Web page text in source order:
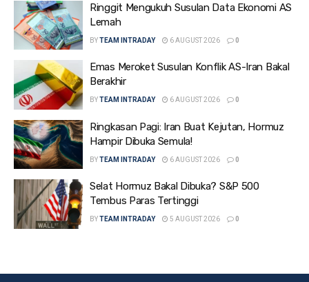
Ringgit Mengukuh Susulan Data Ekonomi AS
Lemah
BYTEAM INTRADAY 6 AUGUST 2026 0
Emas Meroket Susulan Konflik AS-Iran Bakal
Berakhir
BYTEAM INTRADAY 6 AUGUST 2026 0
Ringkasan Pagi: Iran Buat Kejutan, Hormuz
Hampir Dibuka Semula!
BYTEAM INTRADAY 6 AUGUST 2026 0
Selat Hormuz Bakal Dibuka? S&P 500
Tembus Paras Tertinggi
BYTEAM INTRADAY 5 AUGUST 2026 0